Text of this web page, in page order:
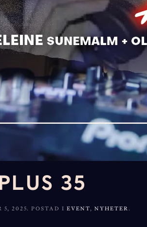
35
5, 2025. POSTAD I EVENT, NYHETER .